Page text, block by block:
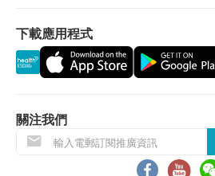
下所需的貨品或服務，健康網購
Power Living 均不會承擔任何責任
品質保証服務 :
品質的差異問題（不包括外觀問
到Power Living更換，但更換貨品
任何損毁及刮花痕跡、未填寫保
型號之貨品，但每個產品只能更換
下載應用程式
關注我們